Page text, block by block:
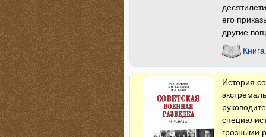
его
другие
История
грозными